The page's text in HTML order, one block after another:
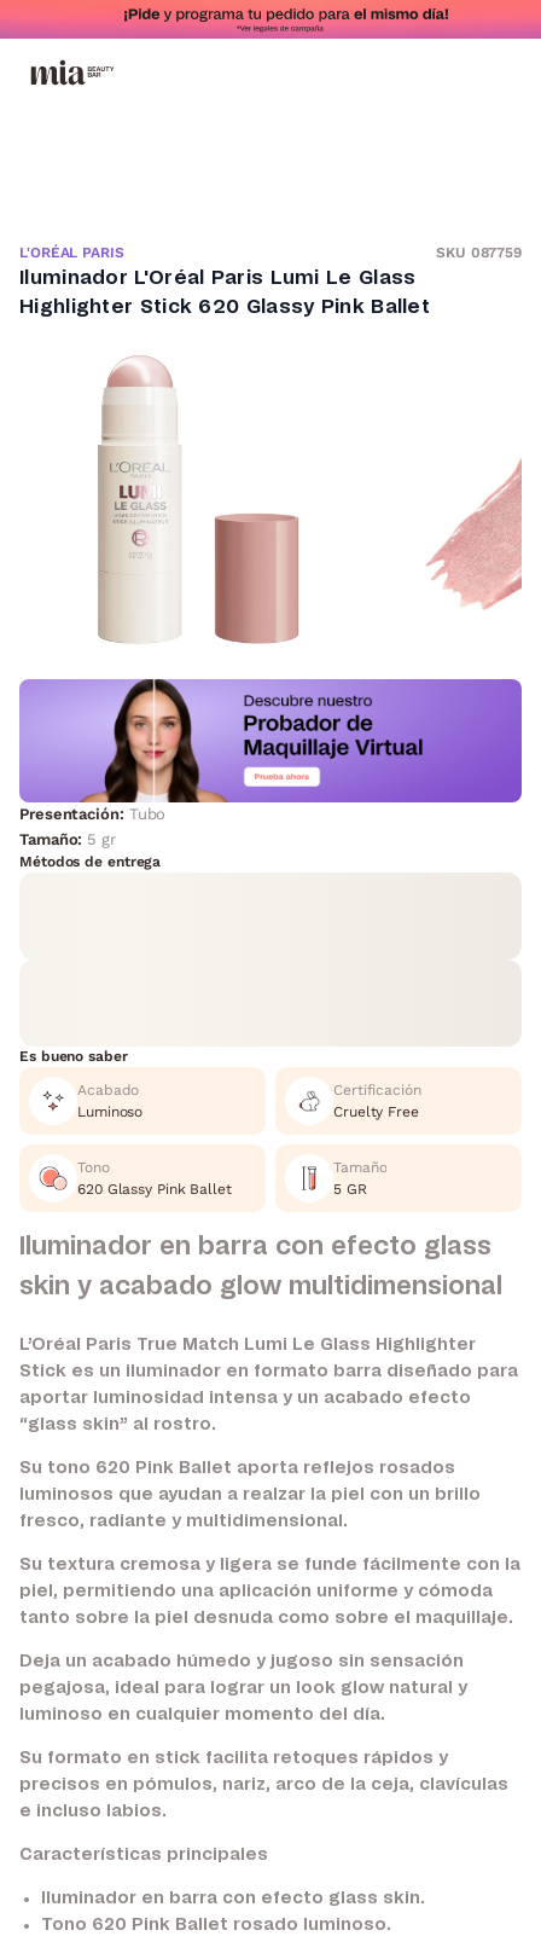
L'ORÉAL PARIS SKU 087759
Iluminador L'Oréal Paris Lumi Le Glass
Highlighter Stick 620 Glassy Pink Ballet
Presentación: Tubo
Tamaño: 5 gr
Métodos de entrega
Es bueno saber
Acabado
Luminoso
Certificación
Cruelty Free
Tono
620 Glassy Pink Ballet
Tamaño
5 GR
Iluminador en barra con efecto glass
skin y acabado glow multidimensional
L’Oréal Paris True Match Lumi Le Glass Highlighter
Stick es un iluminador en formato barra diseñado para
aportar luminosidad intensa y un acabado efecto
“glass skin” al rostro.
Su tono 620 Pink Ballet aporta reflejos rosados
luminosos que ayudan a realzar la piel con un brillo
fresco, radiante y multidimensional.
Su textura cremosa y ligera se funde fácilmente con la
piel, permitiendo una aplicación uniforme y cómoda
tanto sobre la piel desnuda como sobre el maquillaje.
Deja un acabado húmedo y jugoso sin sensación
pegajosa, ideal para lograr un look glow natural y
luminoso en cualquier momento del día.
Su formato en stick facilita retoques rápidos y
precisos en pómulos, nariz, arco de la ceja, clavículas
e incluso labios.
Características principales
Iluminador en barra con efecto glass skin.
Tono 620 Pink Ballet rosado luminoso.